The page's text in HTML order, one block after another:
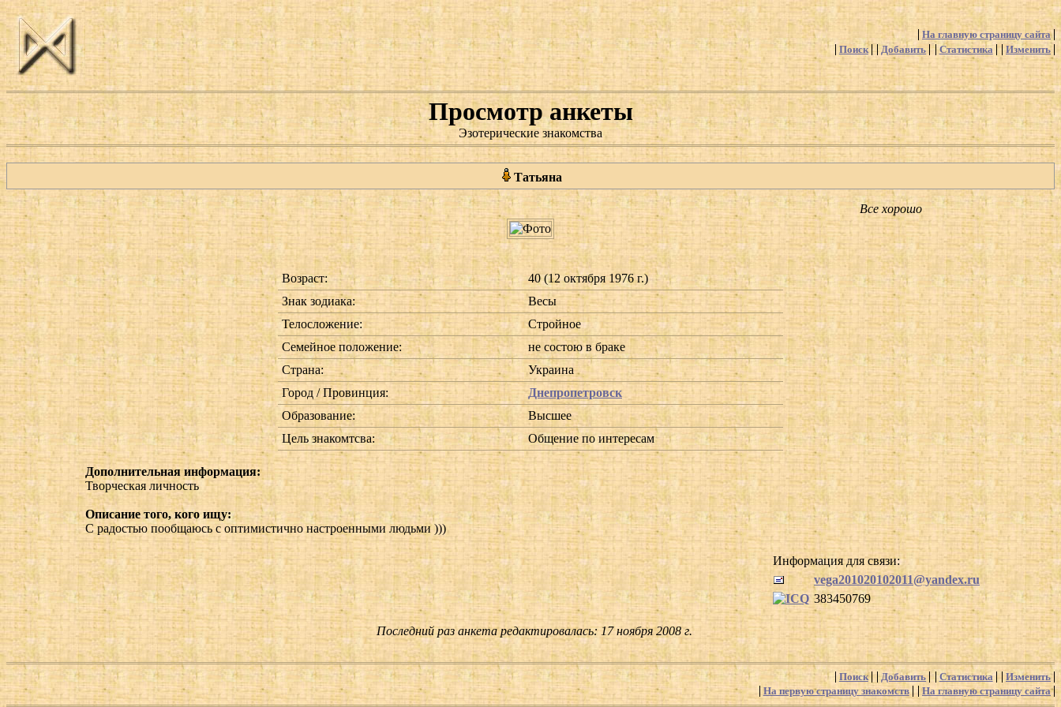
На главную страницу сайта
Поиск
Добавить Статистика Изменить
Просмотр анкеты
Эзотерические знакомства
Татьяна
Все хорошо
Возраст:
40 (12 октября 1976 г.)
Знак зодиака:
Весы
Телосложение:
Стройное
Семейное положение:
не состою в браке
Страна:
Украина
Город / Провинция:
Днепропетровск
Образование:
Высшее
Цель знакомтсва:
Общение по интересам
Дополнительная информация:
Творческая личность
Описание того, кого ищу:
С радостью пообщаюсь с оптимистично настроенными людьми )))
Информация для связи:
vega201020102011@yandex.ru
383450769
Последний раз анкета редактировалась: 17 ноября 2008 г.
Поиск Добавить Статистика
Изменить
На первую страницу знакомств
На главную страницу сайта